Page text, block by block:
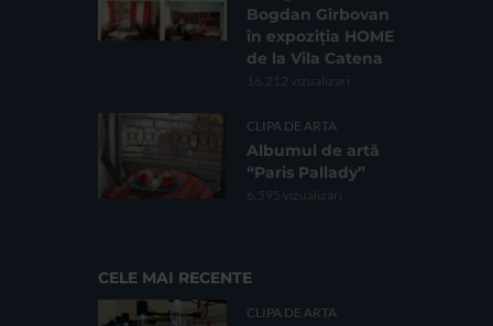
Bogdan Gîrbovan
în expoziția HOME
de la Vila Catena
16.212 vizualizari
CLIPA DE ARTA
Albumul de artă
“Paris Pallady”
6.595 vizualizari
CELE MAI RECENTE
CLIPA DE ARTA